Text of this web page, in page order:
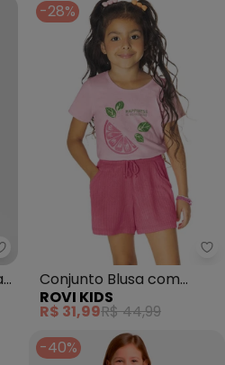
- Conjunto Infantil
-28%
Conjunto Blusa com
Shorts (Rosa)
ROVI KIDS
R$ 31,99R$ 44,99
-40%